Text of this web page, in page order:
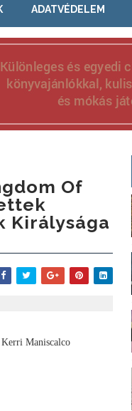
ADATVÉDELEM
Of
Királysága
Kerri Maniscalco